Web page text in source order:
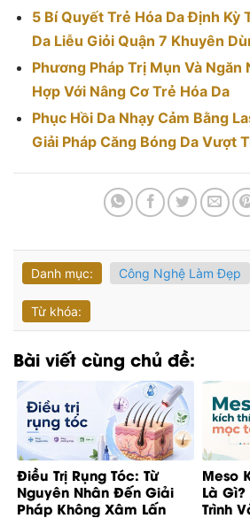
5 Bí Quyết Trẻ Hóa Da Định Kỳ
Da Liễu Giỏi Quận 7 Khuyên
Phương Pháp Trị Mụn Và Ngăn
Hợp Với Nâng Cơ Trẻ Hóa Da
Phục Hồi Da Nhạy Cảm Bằng
Giải Pháp Căng Bóng Da Vượt
Danh mục: Công Nghệ Làm Đẹp
Từ khóa:
Bài viết cùng chủ đề:
Điều Trị Rụng Tóc: Từ
Nguyên Nhân Đến Giải
Pháp Không Xâm Lấn
Meso
Là
Trình